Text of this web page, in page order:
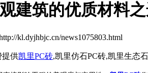
建筑的优质材料
kl.dyjhbjc.cn/news1075803.html
提供凯里PC砖,凯里仿石PC砖,凯里生态